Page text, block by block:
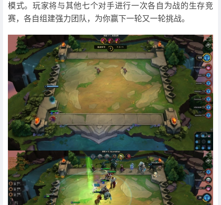
模式。玩家将与其他七个对手进行一次各自为战的生存竞
赛，各自组建强力团队，为你赢下一轮又一轮挑战。